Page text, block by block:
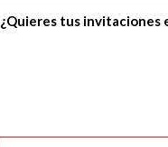
¿Quieres tus invitaciones